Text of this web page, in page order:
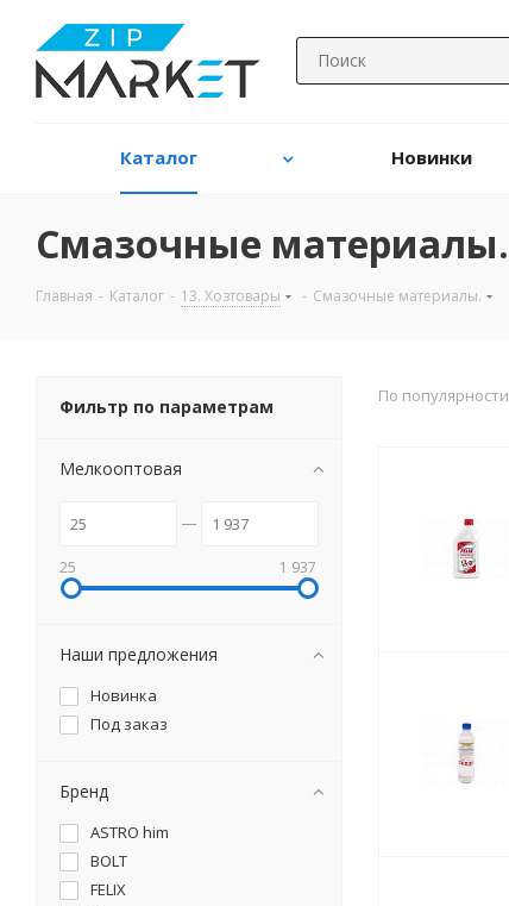
Каталог Новинки
Смазочные материалы.
Главная - Каталог - 13. Хозтовары - Смазочные материалы.
По популярности
Фильтр по параметрам
Мелкооптовая
25 1 937
Наши предложения
Новинка
Под заказ
Бренд
ASTRO him
BOLT
FELIX